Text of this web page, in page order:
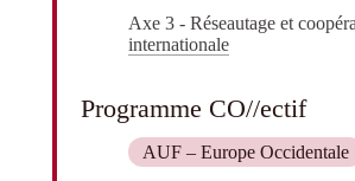
Axe 3 - Réseautage et
internationale
Programme CO//ectif
AUF – Europe Occidentale